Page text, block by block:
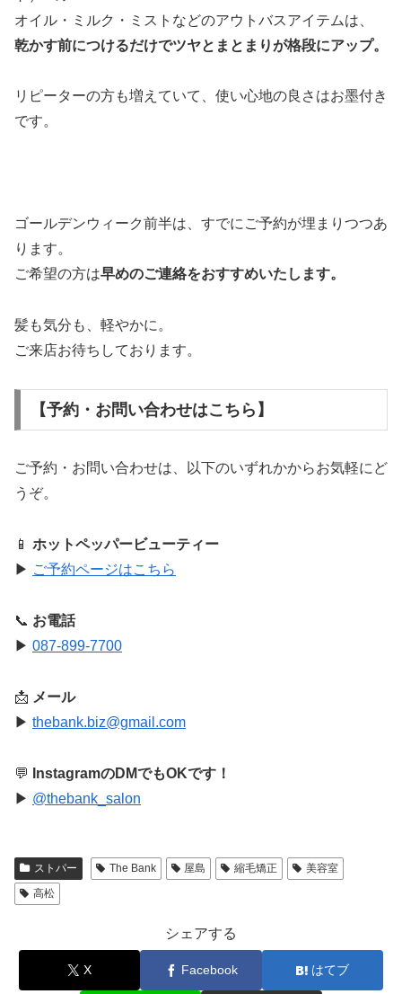
オイル・ミルク・ミストなどのアウトバスアイテムは、
乾かす前につけるだけでツヤとまとまりが格段にアップ。
リピーターの方も増えていて、使い心地の良さはお墨付き
です。
ゴールデンウィーク前半は、すでにご予約が埋まりつつあ
ります。
ご希望の方は早めのご連絡をおすすめいたします。
髪も気分も、軽やかに。
ご来店お待ちしております。
【予約・お問い合わせはこちら】
ご予約・お問い合わせは、以下のいずれかからお気軽にど
うぞ。
📱 ホットペッパービューティー
▶︎ ご予約ページはこちら
📞 お電話
▶︎ 087-899-7700
📩 メール
▶︎ thebank.biz@gmail.com
💬
InstagramのDMでもOKです！
▶︎ @thebank_salon
ストパー The Bank 屋島 縮毛矯正
美容室
高松
シェアする
X Facebook はてブ